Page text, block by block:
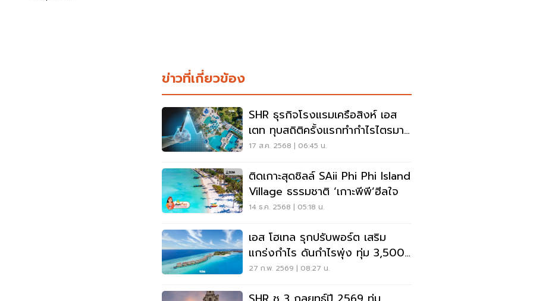
ข่าวที่เกี่ยวข้อง
SHR ธุรกิจโรงแรมเครือสิงห์ เอส
เตท ทุบสถิติครั้งแรกทำกำไรไตรมาส
2 ปี 2568
17 ส.ค. 2568 | 06:45 น.
ติดเกาะสุดชิลล์ SAii Phi Phi Island
Village ธรรมชาติ ‘เกาะพีพี’ฮีลใจ
14 ธ.ค. 2568 | 05:18 น.
เอส โฮเทล รุกปรับพอร์ต เสริม
แกร่งกำไร ดันกำไรพุ่ง ทุ่ม 3,500
ล้านขยายธุรกิจ
27 ก.พ. 2569 | 08:27 น.